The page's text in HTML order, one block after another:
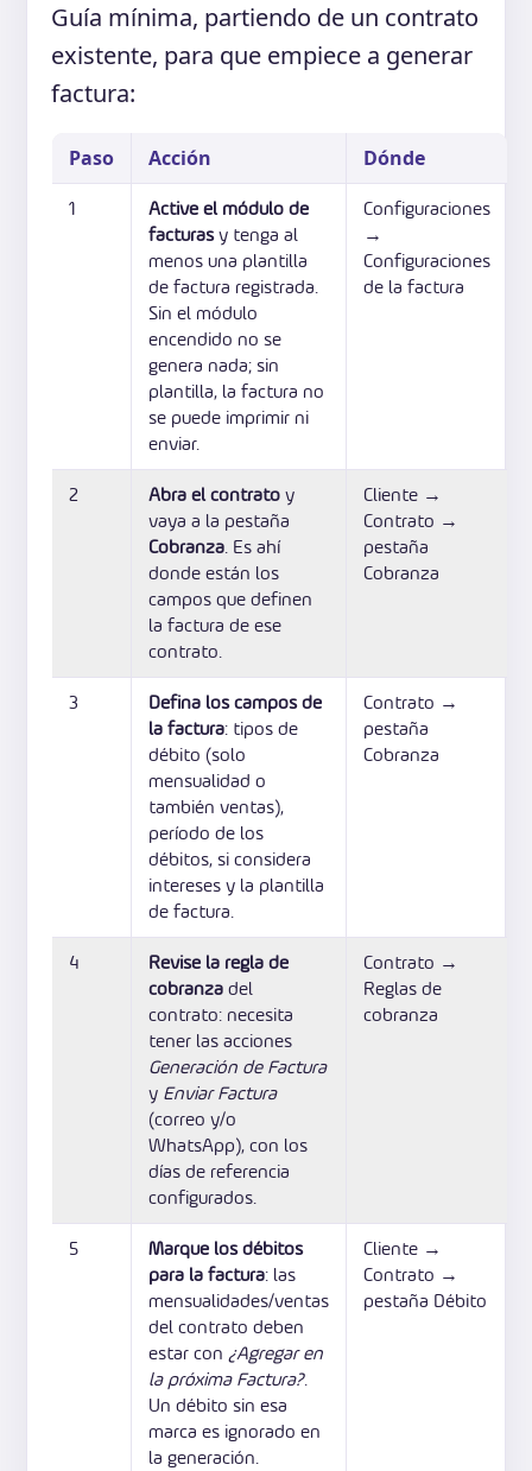
Guía mínima, partiendo de un contrato
existente, para que empiece a generar
factura:
Paso Acción Dónde
1
Active el módulo de
facturasy tenga al
menos una plantilla
de factura registrada.
Sin el módulo
encendido no se
genera nada; sin
plantilla, la factura no
se puede imprimir ni
enviar.
Configuraciones
→
Configuraciones
de la factura
2 Abra el contratoy
vaya a la pestaña
Cobranza. Es ahí
donde están los
campos que definen
la factura de ese
contrato.
Cliente →
Contrato →
pestaña
Cobranza
3
Defina los campos de
la factura: tipos de
débito (solo
mensualidad o
también ventas),
período de los
débitos, si considera
intereses y la plantilla
de factura.
Contrato →
pestaña
Cobranza
4
Revise la regla de
cobranzadel
contrato: necesita
tener las acciones
Generación de Factura
y Enviar Factura
(correo y/o
WhatsApp), con los
días de referencia
configurados.
Contrato →
Reglas de
cobranza
5
Marque los débitos
para la factura: las
mensualidades/ventas
del contrato deben
estar con ¿Agregar en
la próxima Factura?.
Un débito sin esa
marca es ignorado en
la generación.
Cliente →
Contrato →
pestaña Débito